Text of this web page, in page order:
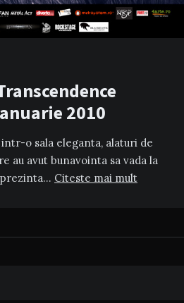
2010
intr-o sala eleganta, alaturi de
au avut bunavointa sa vada la
Citeste mai mult